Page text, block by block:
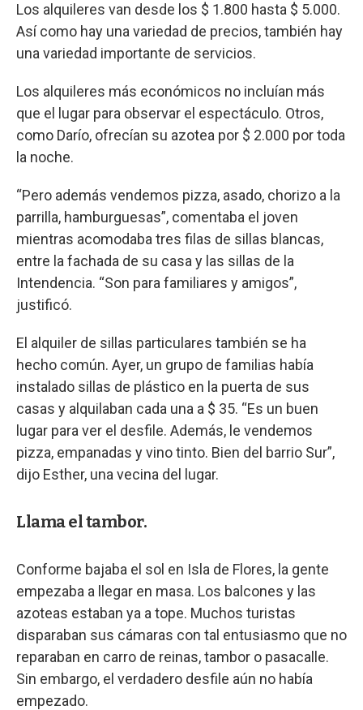
Los alquileres van desde los $ 1.800 hasta $ 5.000.
Así como hay una variedad de precios, también hay
una variedad importante de servicios.
Los alquileres más económicos no incluían más
que el lugar para observar el espectáculo. Otros,
como Darío, ofrecían su azotea por $ 2.000 por toda
la noche.
“Pero además vendemos pizza, asado, chorizo a la
parrilla, hamburguesas”, comentaba el joven
mientras acomodaba tres filas de sillas blancas,
entre la fachada de su casa y las sillas de la
Intendencia. “Son para familiares y amigos”,
justificó.
El alquiler de sillas particulares también se ha
hecho común. Ayer, un grupo de familias había
instalado sillas de plástico en la puerta de sus
casas y alquilaban cada una a $ 35. “Es un buen
lugar para ver el desfile. Además, le vendemos
pizza, empanadas y vino tinto. Bien del barrio Sur”,
dijo Esther, una vecina del lugar.
Llama el tambor.
Conforme bajaba el sol en Isla de Flores, la gente
empezaba a llegar en masa. Los balcones y las
azoteas estaban ya a tope. Muchos turistas
disparaban sus cámaras con tal entusiasmo que no
reparaban en carro de reinas, tambor o pasacalle.
Sin embargo, el verdadero desfile aún no había
empezado.